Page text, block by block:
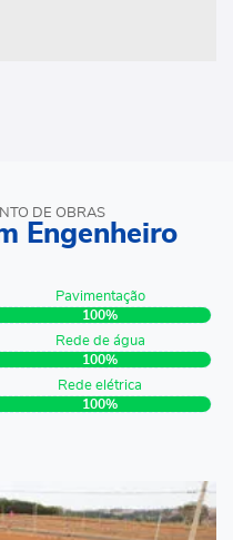
DE OBRAS
Engenheiro
Pavimentação
100%
Rede de água
100%
Rede elétrica
100%
Schmitt